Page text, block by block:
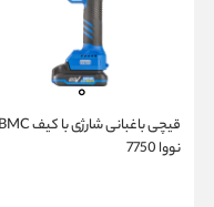
قیچی باغبانی شارژی با کیف BMC
نووا 7750